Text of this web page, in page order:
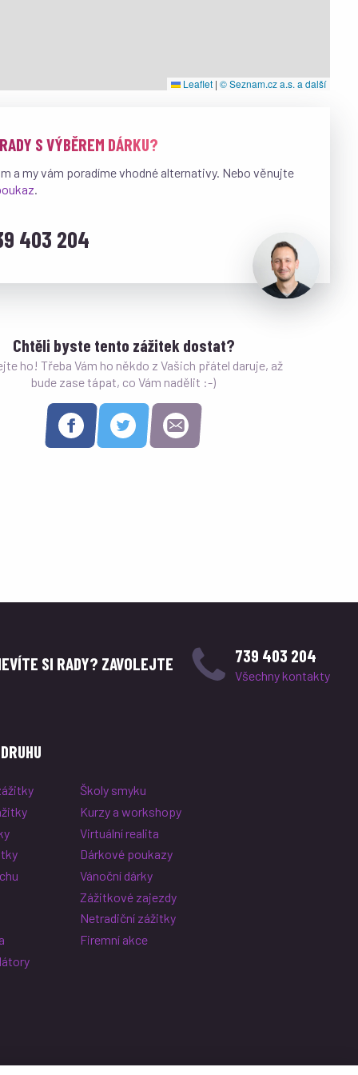
Leaflet | © Seznam.cz a.s. a další
S VÝBĚREM DÁRKU?
a my vám poradíme vhodné alternativy. Nebo věnujte
.
403 204
Chtěli byste tento zážitek dostat?
ho! Třeba Vám ho někdo z Vašich přátel daruje, až
bude zase tápat, co Vám nadělit :-)
SI RADY? ZAVOLEJTE 739 403 204
Všechny kontakty
Školy smyku
Kurzy a workshopy
Virtuální realita
Dárkové poukazy
Vánoční dárky
Zážitkové zajezdy
Netradiční zážitky
Firemní akce